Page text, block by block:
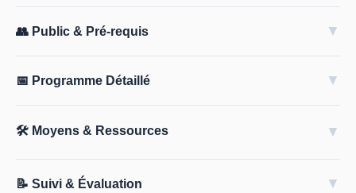
👥 Public & Pré-requis ▼
📅 Programme Détaillé ▼
🛠️ Moyens & Ressources ▼
📝 Suivi & Évaluation ▼